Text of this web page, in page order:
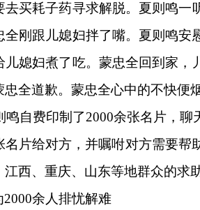
去买耗子药寻求解脱。夏则鸣一
全刚跟儿媳妇拌了嘴。夏则鸣安
儿媳妇煮了吃。蒙忠全回到家，
忠全道歉。蒙忠全心中的不快便
鸣自费印制了2000余张名片，
名片给对方，并嘱咐对方需要帮
江西、重庆、山东等地群众的求
2000余人排忧解难